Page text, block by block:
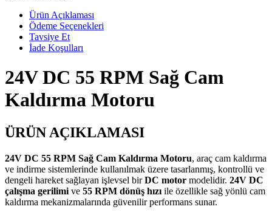
Ürün Açıklaması
Ödeme Seçenekleri
Tavsiye Et
İade Koşulları
24V DC 55 RPM Sağ Cam
Kaldırma Motoru
ÜRÜN AÇIKLAMASI
24V DC 55 RPM Sağ Cam Kaldırma Motoru, araç cam kaldırma
ve indirme sistemlerinde kullanılmak üzere tasarlanmış, kontrollü ve
dengeli hareket sağlayan işlevsel birDC motor modelidir. 24V DC
çalışma gerilimi ve 55 RPM dönüş hızı ile özellikle sağ yönlü cam
kaldırma mekanizmalarında güvenilir performans sunar.